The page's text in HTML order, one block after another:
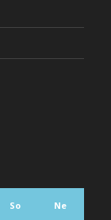
So Ne